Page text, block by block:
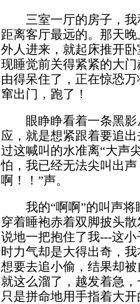
三室一厅的房子，
距离客厅最远的。那天
外人进来，就起床推开
现睡觉前关得紧紧的大
由得呆住了，正在惊恐
窜出门，跑了！
眼睁睁看着一条黑
应，就是想紧跟着要追
过这喊叫的水准离“大声
怕，我已经无法尖叫出
啊！！”声。
我的“啊啊”的叫声
穿着睡袍赤着双脚披头
说地一把抱住了我---这
时力气却是大得出奇，
想要去追小偷，结果却
就这么溜了，越发着急
只是拼命地用手指着大